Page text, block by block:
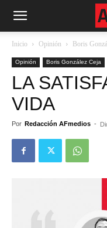
Inicio Opinión Boris
Opinión Boris González Ceja
LA
VIDA
Por Redacción AFmedios -